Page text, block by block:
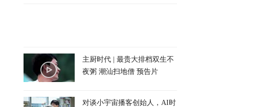
主厨时代 | 最贵大排档双生不
夜粥 潮汕扫地僧 预告片
对谈小宇宙播客创始人，AI时